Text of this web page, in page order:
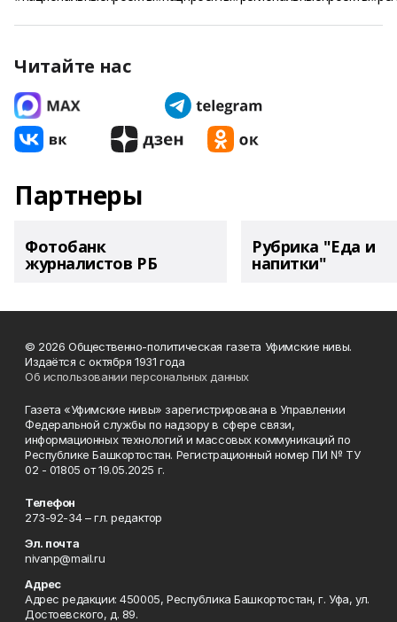
Читайте нас
Партнеры
Фотобанк
журналистов РБ
Рубрика "Еда и
напитки"
© 2026 Общественно-политическая газета Уфимские нивы.
Издаётся с октября 1931 года
Об использовании персональных данных
Газета «Уфимские нивы» зарегистрирована в Управлении
Федеральной службы по надзору в сфере связи,
информационных технологий и массовых коммуникаций по
Республике Башкортостан. Регистрационный номер ПИ № ТУ
02 - 01805 от 19.05.2025 г.
Телефон
273-92-34 – гл. редактор
Эл. почта
nivanp@mail.ru
Адрес
Адрес редакции: 450005, Республика Башкортостан, г. Уфа, ул.
Достоевского, д. 89.